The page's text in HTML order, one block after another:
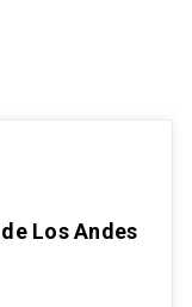
Los Andes